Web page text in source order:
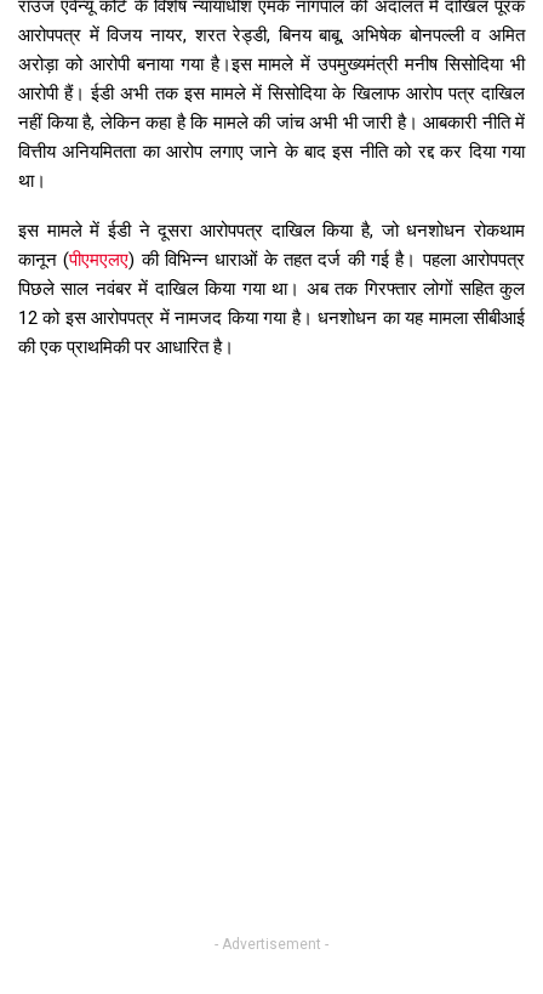
राउज एवेन्यू कोर्ट के विशेष न्यायाधीश एमके नागपाल की अदालत में दाखिल पूरक
आरोपपत्र में विजय नायर, शरत रेड्डी, बिनय बाबू, अभिषेक बोनपल्ली व अमित
अरोड़ा को आरोपी बनाया गया है।इस मामले में उपमुख्यमंत्री मनीष सिसोदिया भी
आरोपी हैं। ईडी अभी तक इस मामले में सिसोदिया के खिलाफ आरोप पत्र दाखिल
नहीं किया है, लेकिन कहा है कि मामले की जांच अभी भी जारी है। आबकारी नीति में
वित्तीय अनियमितता का आरोप लगाए जाने के बाद इस नीति को रद्द कर दिया गया
था।
इस मामले में ईडी ने दूसरा आरोपपत्र दाखिल किया है, जो धनशोधन रोकथाम
कानून (पीएमएलए) की विभिन्न धाराओं के तहत दर्ज की गई है। पहला आरोपपत्र
पिछले साल नवंबर में दाखिल किया गया था। अब तक गिरफ्तार लोगों सहित कुल
12 को इस आरोपपत्र में नामजद किया गया है। धनशोधन का यह मामला सीबीआई
की एक प्राथमिकी पर आधारित है।
- Advertisement -